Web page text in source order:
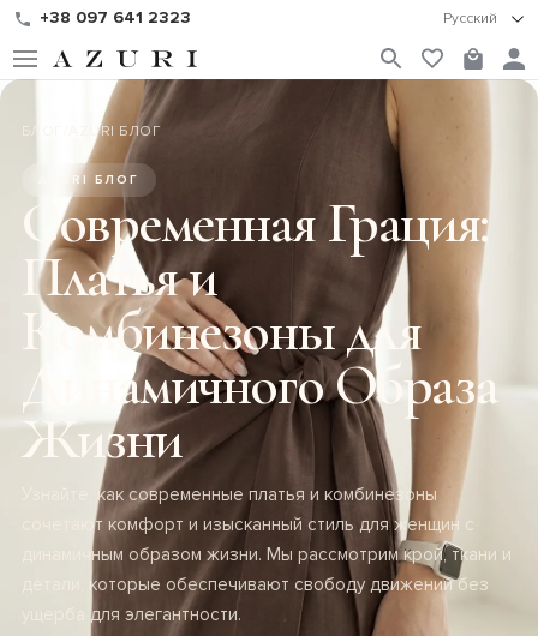
+38 097 641 2323 Русский
БЛОГ AZURI БЛОГ
AZURI БЛОГ
Современная Грация:
Платья и
Комбинезоны для
Динамичного Образа
Жизни
Узнайте, как современные платья и комбинезоны
сочетают комфорт и изысканный стиль для женщин с
динамичным образом жизни. Мы рассмотрим крой, ткани и
детали, которые обеспечивают свободу движений без
ущерба для элегантности.